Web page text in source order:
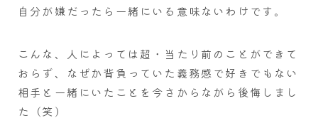
自分が嫌だったら一緒にいる意味ないわけです。
こんな、人によっては超・当たり前のことができて
おらず、なぜか背負っていた義務感で好きでもない
相手と一緒にいたことを今さからながら後悔しまし
た（笑）